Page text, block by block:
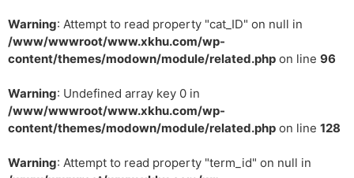
Warning: Attempt to read property "cat_ID" on null in
/www/wwwroot/www.xkhu.com/wp-
content/themes/modown/module/related.php on line 96
Warning: Undefined array key 0 in
/www/wwwroot/www.xkhu.com/wp-
content/themes/modown/module/related.php on line 128
Warning: Attempt to read property "term_id" on null in